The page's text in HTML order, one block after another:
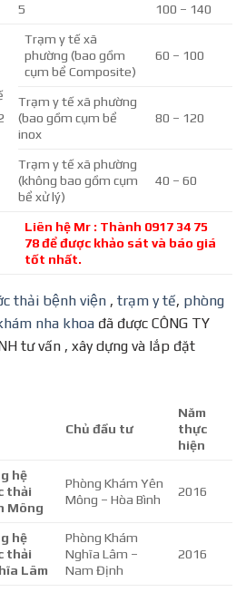
5 100 – 140
Trạm y tế xã
phường (bao gồm
cụm bể Composite)
60 – 100
Trạm y tế xã phường
(bao gồm cụm bể
inox
80 – 120
Trạm y tế xã phường
(không bao gồm cụm
bể xử lý)
40 – 60
Liên hệ Mr : Thành 0917 34 75
78 để được khảo sát và báo giá
tốt nhất.
thải bệnh viện , trạm y tế, phòng
nha khoa đã được CÔNG TY
tư vấn , xây dựng và lắp đặt
Chủ đầu tư
Năm
thực
hiện
hệ
thải
Mông
Phòng Khám Yên
Mông – Hòa Bình
2016
hệ
thải
Lâm
Phòng Khám
Nghĩa Lâm –
Nam Định
2016